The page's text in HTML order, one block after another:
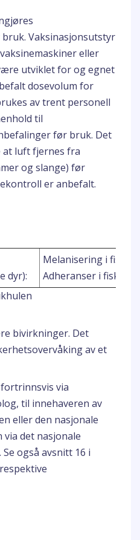
Vaksinasjonsutstyr
eller
utviklet for og egnet
dosevolum for
av trent personell
til
før bruk. Det
at luft fjernes fra
og slange) før
er anbefalt.
dyr):
Melanisering i fisk
Adheranser i fisk
bivirkninger. Det
av et
via
til innehaveren av
eller den nasjonale
via det nasjonale
også avsnitt 16 i